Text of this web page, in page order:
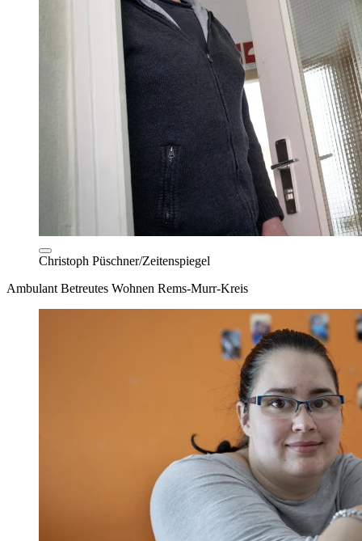
Christoph Püschner/Zeitenspiegel
Ambulant Betreutes Wohnen Rems-Murr-Kreis